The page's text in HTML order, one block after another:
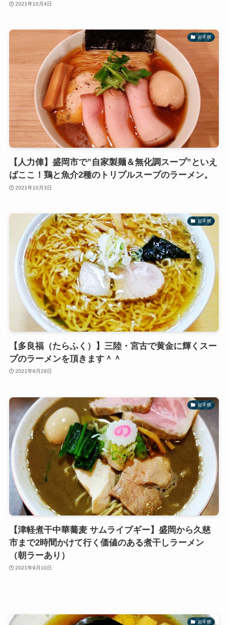
2021年10月4日
岩手県
【人力俥】盛岡市で”自家製麺＆無化調スープ”といえ
ばここ！鶏と魚介2種のトリプルスープのラーメン。
2021年10月3日
岩手県
【多良福（たらふく）】三陸・宮古で黄金に輝くスー
プのラーメンを頂きます＾＾
2021年9月29日
岩手県
【津軽煮干中華蕎麦 サムライブギー】盛岡から久慈
市まで2時間かけて行く価値のある煮干しラーメン
（朝ラーあり）
2021年9月10日
岩手県